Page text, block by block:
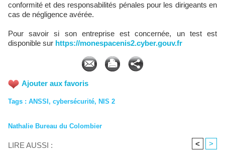
conformité et des responsabilités pénales pour les dirigeants en
cas de négligence avérée.
Pour savoir si son entreprise est concernée, un test est
disponible sur https://monespacenis2.cyber.gouv.fr
Ajouter aux favoris
Tags : ANSSI, cybersécurité, NIS 2
Nathalie Bureau du Colombier
LIRE AUSSI : < >